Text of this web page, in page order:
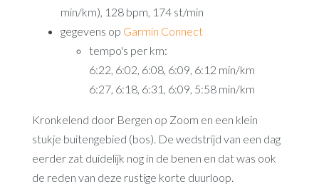
min/km), 128 bpm, 174 st/min
gegevens op Garmin Connect
tempo's per km:
6:22, 6:02, 6:08, 6:09, 6:12 min/km
6:27, 6:18, 6:31, 6:09, 5:58 min/km
Kronkelend door Bergen op Zoom en een klein
stukje buitengebied (bos). De wedstrijd van een dag
eerder zat duidelijk nog in de benen en dat was ook
de reden van deze rustige korte duurloop.